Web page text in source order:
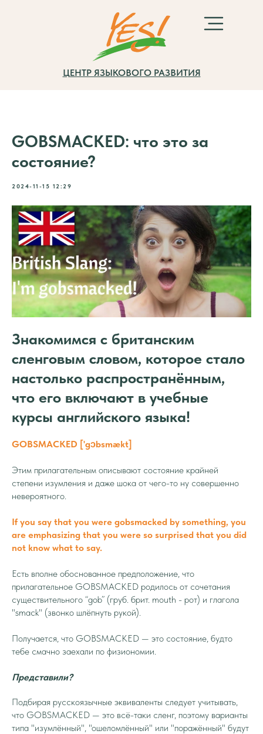
ЦЕНТР ЯЗЫКОВОГО РАЗВИТИЯ
GOBSMACKED: что это за
состояние?
2024-11-15 12:29
Знакомимся с британским
сленговым словом, которое стало
настолько распространённым,
что его включают в учебные
курсы английского языка!
GOBSMACKED ['gɔbsmækt]
Этим прилагательным описывают состояние крайней
степени изумления и даже шока от чего-то ну совершенно
невероятного.
If you say that you were gobsmacked by something, you
are emphasizing that you were so surprised that you did
not know what to say.
Есть вполне обоснованное предположение, что
прилагательное GOBSMACKED родилось от сочетания
существительного “gob” (груб. брит. mouth - рот) и глагола
"smack" (звонко шлёпнуть рукой).
Получается, что GOBSMACKED — это состояние, будто
тебе смачно заехали по физиономии.
Представили?
Подбирая русскоязычные эквиваленты следует учитывать,
что GOBSMACKED — это всё-таки сленг, поэтому варианты
типа "изумлённый", "ошеломлённый" или "поражённый" будут